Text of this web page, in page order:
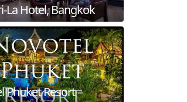
La Hotel, Bangkok
Phuket Resort –